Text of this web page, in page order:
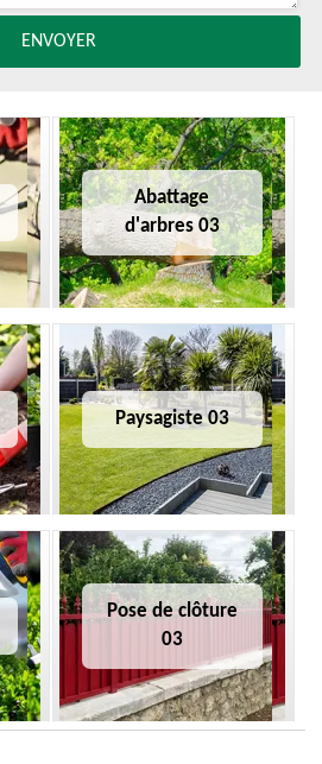
Abattage
d'arbres 03
Paysagiste 03
Pose de clôture
03